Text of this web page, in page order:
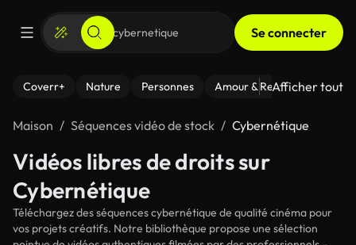
Se connecter
Coverr+ Nature Personnes Amour & Relations Le
Afficher tout
Maison Séquences vidéo de stock Cybernétique
Vidéos libres de droits sur
Cybernétique
Téléchargez des séquences cybernétique de qualité cinéma pour
vos projets créatifs. Notre bibliothèque propose une sélection